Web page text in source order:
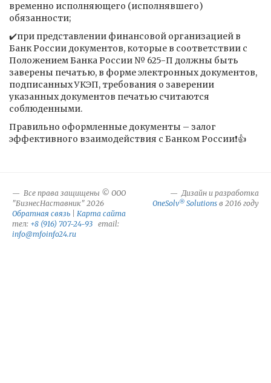
временно исполняющего (исполнявшего)
обязанности;
✔️при представлении финансовой организацией в
Банк России документов, которые в соответствии с
Положением Банка России № 625-П должны быть
заверены печатью, в форме электронных документов,
подписанных УКЭП, требования о заверении
указанных документов печатью считаются
соблюденными.
Правильно оформленные документы – залог
эффективного взаимодействия с Банком России❗️👍
Все права защищены © ООО
"БизнесНаставник" 2026
Обратная связь
Карта сайта
тел: +8 (916) 707-24-93 email:
info@mfoinfo24.ru
Дизайн и разработка
OneSolv® Solutions в 2016 году